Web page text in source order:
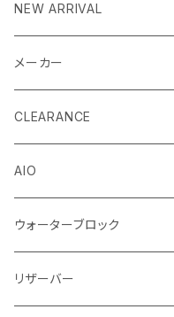
NEW ARRIVAL
メーカー
EK by LM Tek
Stealkey Customs
CLEARANCE
AIO
ウォーターブロック
CPUウォーターブロック
リザーバー